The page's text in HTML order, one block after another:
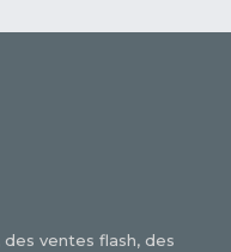
ventes flash, des